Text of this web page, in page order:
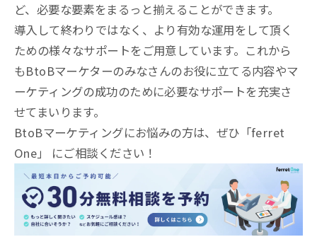
ど、必要な要素をまるっと揃えることができます。
導入して終わりではなく、より有効な運用をして頂く
ための様々なサポートをご用意しています。これから
もBtoBマーケターのみなさんのお役に立てる内容やマ
ーケティングの成功のために必要なサポートを充実さ
せてまいります。
BtoBマーケティングにお悩みの方は、ぜひ「ferret
One」 にご相談ください！